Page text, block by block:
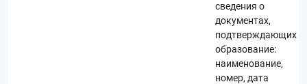
сведения о
документах,
подтверждающих
образование:
наименование,
номер, дата